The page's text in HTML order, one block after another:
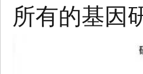
所有的基因